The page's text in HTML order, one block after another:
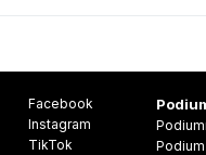
Facebook
Instagram
TikTok